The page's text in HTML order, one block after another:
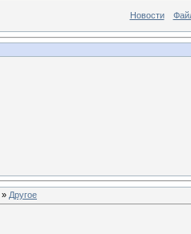
Новости
» Другое